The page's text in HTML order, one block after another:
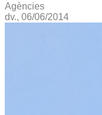
Agències
dv., 06/06/2014